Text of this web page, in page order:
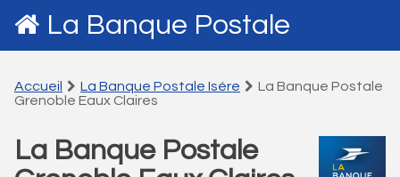
La Banque Postale
Accueil La Banque Postale Isére
La Banque Postale
Grenoble Eaux Claires
La Banque Postale